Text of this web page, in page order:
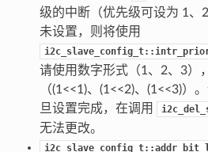
级的中断（优先级可设为 1、
未设置，则将使用
请使用数字形式（1、2、3）
（(1<<1)、(1<<2)、(1<<3)）
旦设置完成，在调用
无法更改。